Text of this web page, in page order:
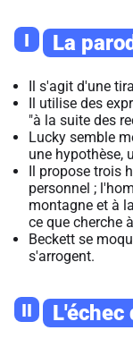
I La
Il s'agit d'une
Il utilise des
"à la suite des
Lucky semble
une hypothèse,
Il propose trois
personnel ;
montagne et à
ce que cherche
Beckett se
s'arrogent.
II L'échec